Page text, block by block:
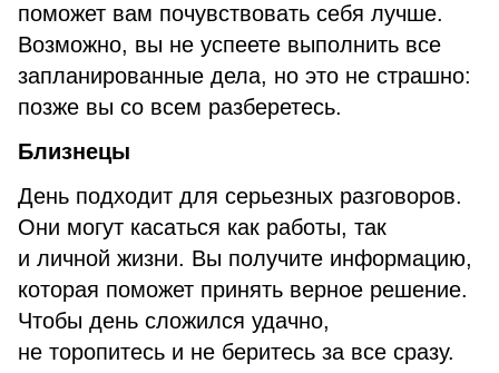
поможет вам почувствовать себя лучше.
Возможно, вы не успеете выполнить все
запланированные дела, но это не страшно:
позже вы со всем разберетесь.
Близнецы
День подходит для серьезных разговоров.
Они могут касаться как работы, так
и личной жизни. Вы получите информацию,
которая поможет принять верное решение.
Чтобы день сложился удачно,
не торопитесь и не беритесь за все сразу.